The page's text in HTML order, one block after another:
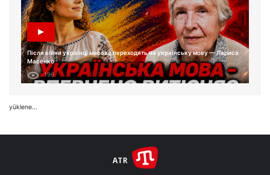
Після війни українці масово переходять на українську мову — Лариса
Масенко
196
yüklene...